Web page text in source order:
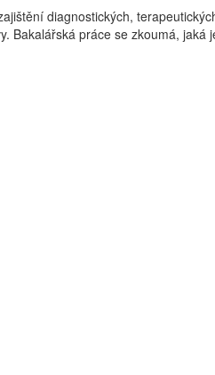
diagnostických,
Bakalářská práce se zkoumá, jaká